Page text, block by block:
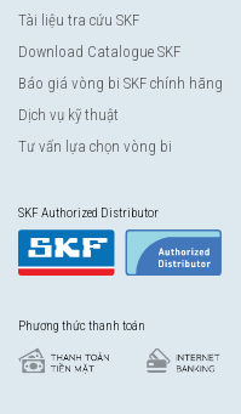
Tài liệu tra cứu SKF
Download Catalogue SKF
Báo giá vòng bi SKF chính hãng
Dịch vụ kỹ thuật
Tư vấn lựa chọn vòng bi
SKF Authorized Distributor
Phương thức thanh toán